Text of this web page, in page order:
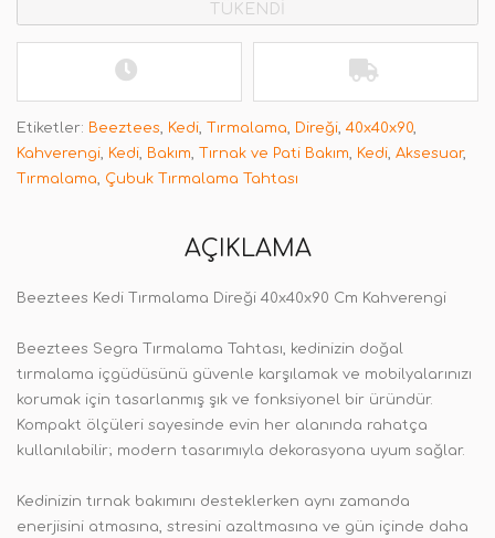
TÜKENDİ
Etiketler: Beeztees, Kedi, Tırmalama, Direği, 40x40x90,
Kahverengi, Kedi, Bakım, Tırnak ve Pati Bakım, Kedi, Aksesuar,
Tırmalama, Çubuk Tırmalama Tahtası
AÇIKLAMA
Beeztees Kedi Tırmalama Direği 40x40x90 Cm Kahverengi
Beeztees Segra Tırmalama Tahtası, kedinizin doğal
tırmalama içgüdüsünü güvenle karşılamak ve mobilyalarınızı
korumak için tasarlanmış şık ve fonksiyonel bir üründür.
Kompakt ölçüleri sayesinde evin her alanında rahatça
kullanılabilir; modern tasarımıyla dekorasyona uyum sağlar.
Kedinizin tırnak bakımını desteklerken aynı zamanda
enerjisini atmasına, stresini azaltmasına ve gün içinde daha